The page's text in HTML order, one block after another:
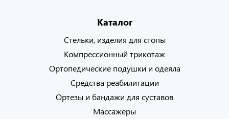
Каталог
Стельки, изделия для стопы
Компрессионный трикотаж
Ортопедические подушки и одеяла
Средства реабилитации
Ортезы и бандажи для суставов
Массажеры